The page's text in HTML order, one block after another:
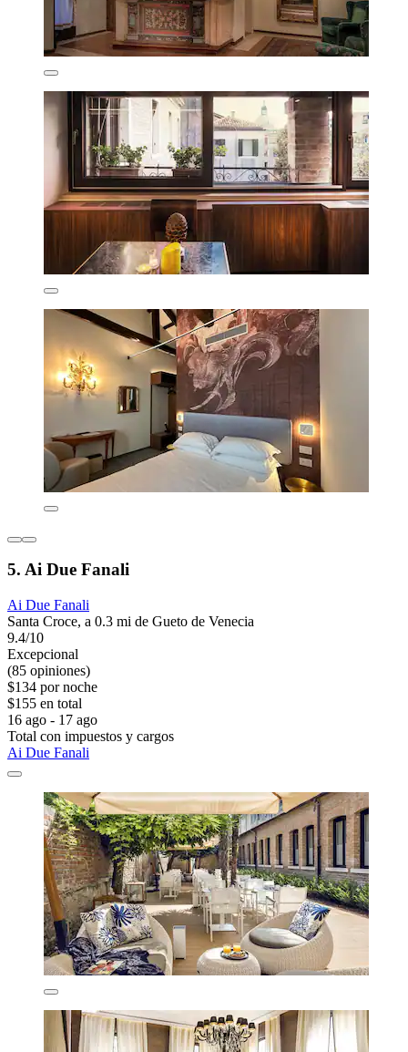
5. Ai Due Fanali
Ai Due Fanali
Santa Croce, a 0.3 mi de Gueto de Venecia
9.4/10
Excepcional
(85 opiniones)
$134 por noche
$155 en total
16 ago - 17 ago
Total con impuestos y cargos
Ai Due Fanali